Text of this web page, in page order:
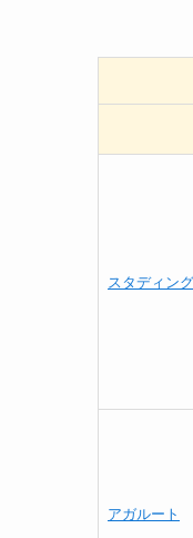
スタディング
アガルート